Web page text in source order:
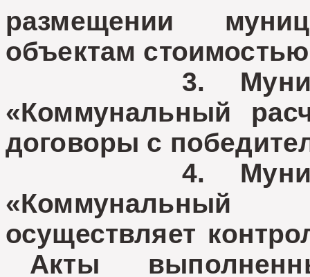
размещении
объектам
3.
«Коммунальный
договоры с
4.
осуществляет
Акты